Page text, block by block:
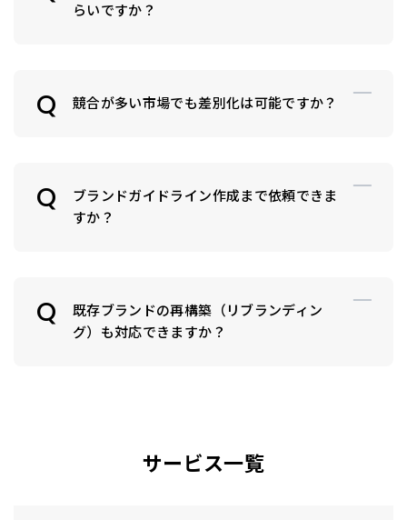
らいですか？
競合が多い市場でも差別化は可能ですか？
ブランドガイドライン作成まで依頼できま
すか？
既存ブランドの再構築（リブランディン
グ）も対応できますか？
サービス一覧